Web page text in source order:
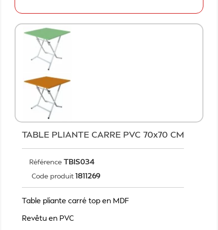
TABLE PLIANTE CARRE PVC 70x70 CM
Référence TBIS034
Code produit 1811269
Table pliante carré top en MDF
Revêtu en PVC